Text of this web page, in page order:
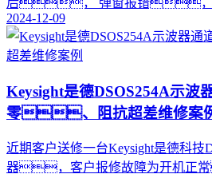
后， 弹窗报错，
2024-12-09
Keysight是德DSOS254A示波
零、阻抗超差维修案
近期客户送修一台Keysight是德科技
器，客户报修故障为开机正